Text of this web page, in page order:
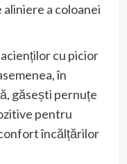
a coloanei
cu picior
în
găsești pernuțe
pentru
încălțărilor